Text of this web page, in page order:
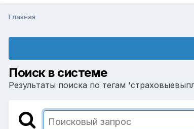
Главная
Поиск в системе
Результаты поиска по тегам